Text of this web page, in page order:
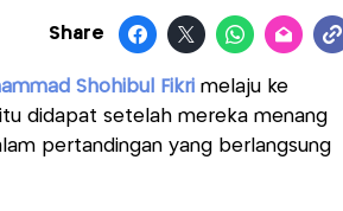
Share
Shohibul Fikrimelaju ke
didapat setelah mereka menang
pertandingan yang berlangsung